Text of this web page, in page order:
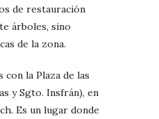
de restauración
árboles, sino
de la zona.
con la Plaza de las
y Sgto. Insfrán), en
Es un lugar donde